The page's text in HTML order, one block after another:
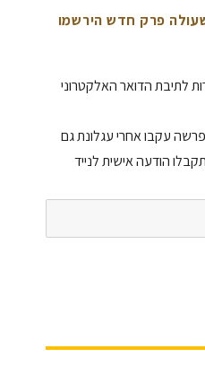
פרק חדש הירשמו
לתיבת הדואר האלקטרוני
עקבו אחרי עגלונת גם
הודעה אישית לנייד